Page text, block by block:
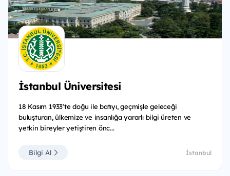
İstanbul Üniversitesi
18 Kasım 1933'te doğu ile batıyı, geçmişle geleceği
buluşturan, ülkemize ve insanlığa yararlı bilgi üreten ve
yetkin bireyler yetiştiren önc...
Bilgi Al İstanbul